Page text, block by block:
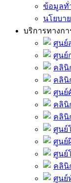
ข้อมูลทั่
นโยบา
บริการทางก
ศูนย์
ศูนย์
คลินิ
คลินิ
ศูนย์
คลินิ
คลินิ
ศูนย์
ศูนย์
ศูนย์
คลินิ
ศูนย์